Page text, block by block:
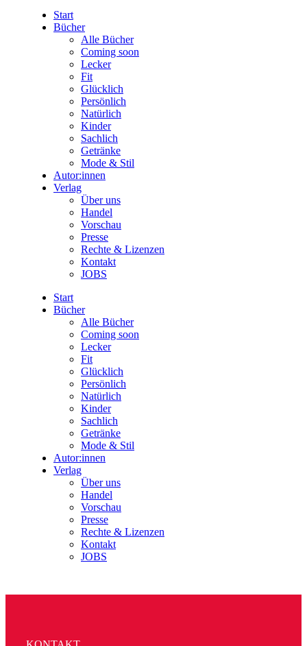
Start
Bücher
Alle Bücher
Coming soon
Lecker
Fit
Glücklich
Persönlich
Natürlich
Kinder
Sachlich
Getränke
Mode & Stil
Autor:innen
Verlag
Über uns
Handel
Vorschau
Presse
Rechte & Lizenzen
Kontakt
JOBS
Start
Bücher
Alle Bücher
Coming soon
Lecker
Fit
Glücklich
Persönlich
Natürlich
Kinder
Sachlich
Getränke
Mode & Stil
Autor:innen
Verlag
Über uns
Handel
Vorschau
Presse
Rechte & Lizenzen
Kontakt
JOBS